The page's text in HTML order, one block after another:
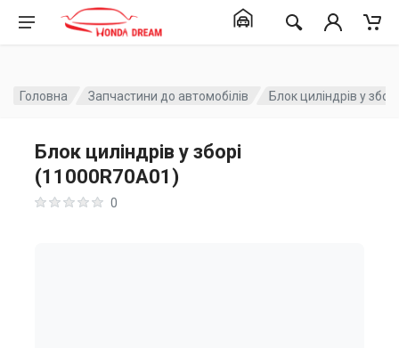
Головна Запчастини до автомобілів Блок циліндрів у
Блок циліндрів у зборі
(11000R70A01)
0